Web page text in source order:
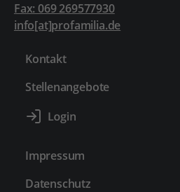
Fax: 069 269577930
info[at]profamilia.de
Kontakt
Stellenangebote
Impressum
Datenschutz